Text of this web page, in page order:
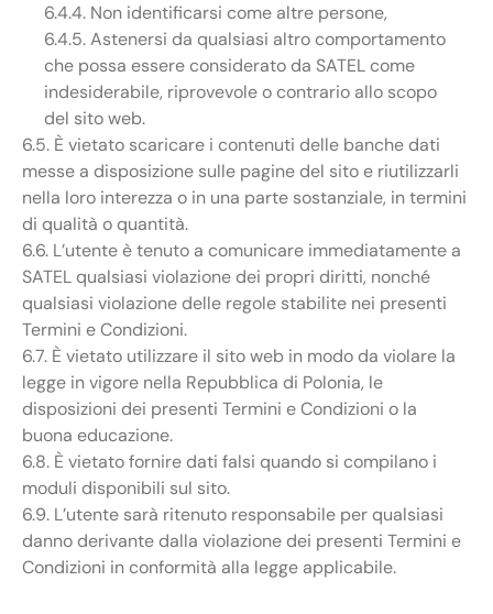
6.4.4. Non identificarsi come altre persone,
6.4.5. Astenersi da qualsiasi altro comportamento
che possa essere considerato da SATEL come
indesiderabile, riprovevole o contrario allo scopo
del sito web.
6.5. È vietato scaricare i contenuti delle banche dati
messe a disposizione sulle pagine del sito e riutilizzarli
nella loro interezza o in una parte sostanziale, in termini
di qualità o quantità.
6.6. L’utente è tenuto a comunicare immediatamente a
SATEL qualsiasi violazione dei propri diritti, nonché
qualsiasi violazione delle regole stabilite nei presenti
Termini e Condizioni.
6.7. È vietato utilizzare il sito web in modo da violare la
legge in vigore nella Repubblica di Polonia, le
disposizioni dei presenti Termini e Condizioni o la
buona educazione.
6.8. È vietato fornire dati falsi quando si compilano i
moduli disponibili sul sito.
6.9. L’utente sarà ritenuto responsabile per qualsiasi
danno derivante dalla violazione dei presenti Termini e
Condizioni in conformità alla legge applicabile.